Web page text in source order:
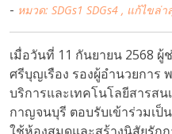
- หมวด: SDGs1 SDGs4 , แก้ไขล่า
เมื่อวันที่ 11 กันยายน 2568
ศรีบุญเรือง รองผู้อำนวยการ
บริการและเทคโนโลยีสารส
กาญจนบุรี ตอบรับเข้าร่วมเป็